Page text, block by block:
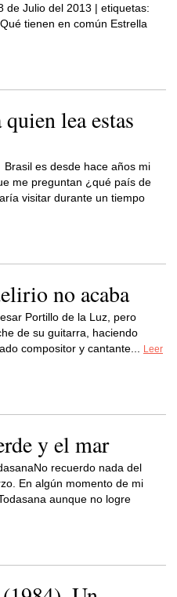
de Julio del 2013 | etiquetas:
tienen en común Estrella
lea estas
Brasil es desde hace años mi
me preguntan ¿qué país de
visitar durante un tiempo
no acaba
Portillo de la Luz, pero
de su guitarra, haciendo
compositor y cantante...
Leer
y el mar
recuerdo nada del
En algún momento de mi
aunque no logre